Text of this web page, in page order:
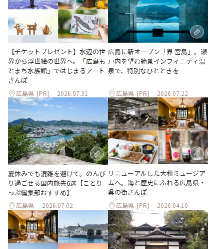
【チケットプレゼント】水辺の世
界から浮世絵の世界へ。「広島も
とまち水族館」ではじまるアート
さんぽ
広島県 [PR] 2026.07.31
広島に新オープン「界 宮島」。瀬
戸内を望む絶景インフィニティ温
泉で、特別なひとときを
広島県 [PR] 2026.07.22
夏休みでも混雑を避けて。のんび
り過ごせる国内旅先6選【ことり
っぷ編集部おすすめ】
広島県 2026.07.02
リニューアルした大和ミュージア
ムへ。海と歴史にふれる広島県・
呉の街さんぽ
広島県 [PR] 2026.04.10